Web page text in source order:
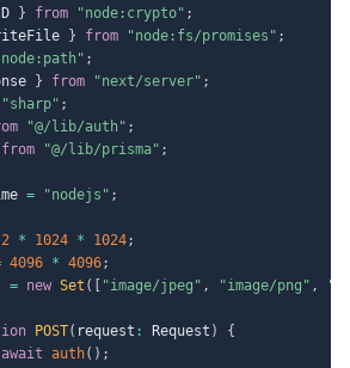
} from "node:crypto" ;
} from "node:fs/promises" ;
;
} from "next/server" ;
"sharp" ;
"@/lib/auth" ;
from "@/lib/prisma" ;
= "nodejs" ;
2 * 1024 * 1024;
4096 * 4096;
= new Set ( "image/jpeg" , "image/png" ,
POST( request : Request )
{
await auth( ) ;